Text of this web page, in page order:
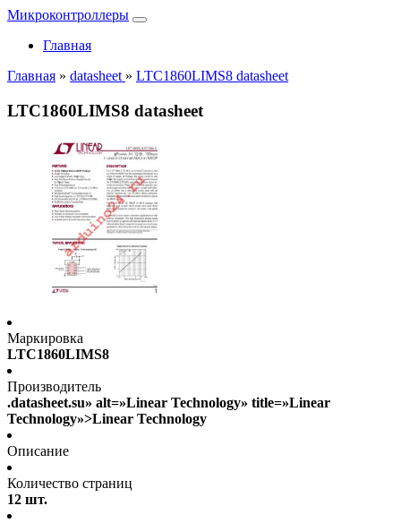
Микроконтроллеры
Главная
Главная » datasheet » LTC1860LIMS8 datasheet
LTC1860LIMS8 datasheet
Маркировка
LTC1860LIMS8
Производитель
.datasheet.su» alt=»Linear Technology» title=»Linear
Technology»>Linear Technology
Описание
Количество страниц
12 шт.